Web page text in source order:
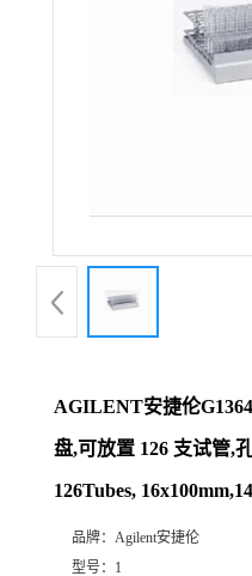
AGILENT安捷伦
盘,可放置 126 支试管,
126Tubes,
品牌： Agilent安捷伦
型号： 1